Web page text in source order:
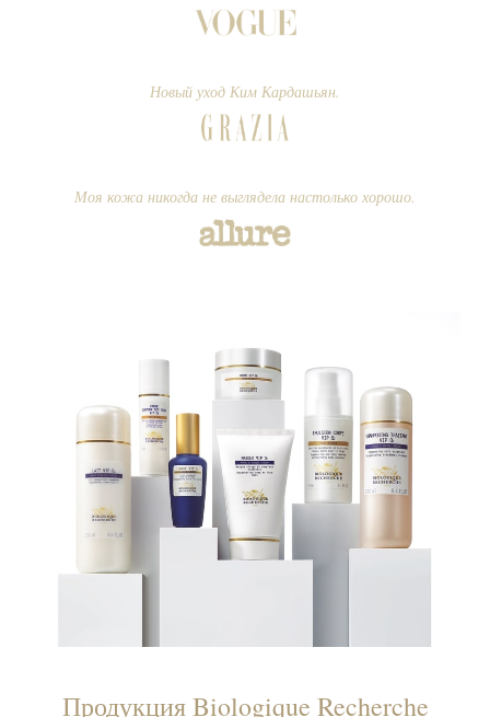
Новый уход Ким Кардашьян.
Моя кожа никогда не выглядела настолько хорошо.
Продукция Biologique Recherche